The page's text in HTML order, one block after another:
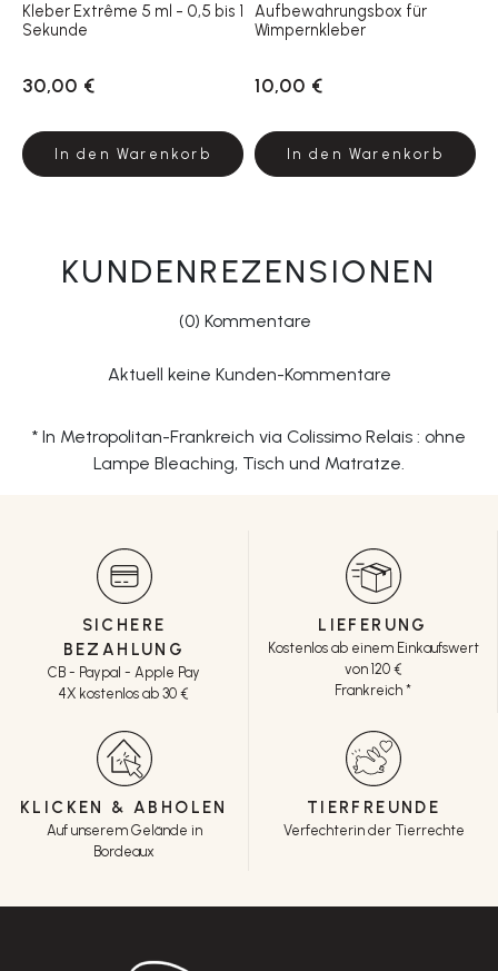
Kleber Extrême 5 ml - 0,5 bis 1
Sekunde
30,00 €
In den Warenkorb
Aufbewahrungsbox für
Wimpernkleber
10,00 €
In den Warenkorb
KUNDENREZENSIONEN
(0) Kommentare
Aktuell keine Kunden-Kommentare
* In Metropolitan-Frankreich via Colissimo Relais : ohne
Lampe Bleaching, Tisch und Matratze.
SICHERE
BEZAHLUNG
CB - Paypal - Apple Pay
4X kostenlos ab 30 €
LIEFERUNG
Kostenlos ab einem Einkaufswert
von 120 €
Frankreich *
KLICKEN & ABHOLEN
Auf unserem Gelände in
Bordeaux
TIERFREUNDE
Verfechterin der Tierrechte